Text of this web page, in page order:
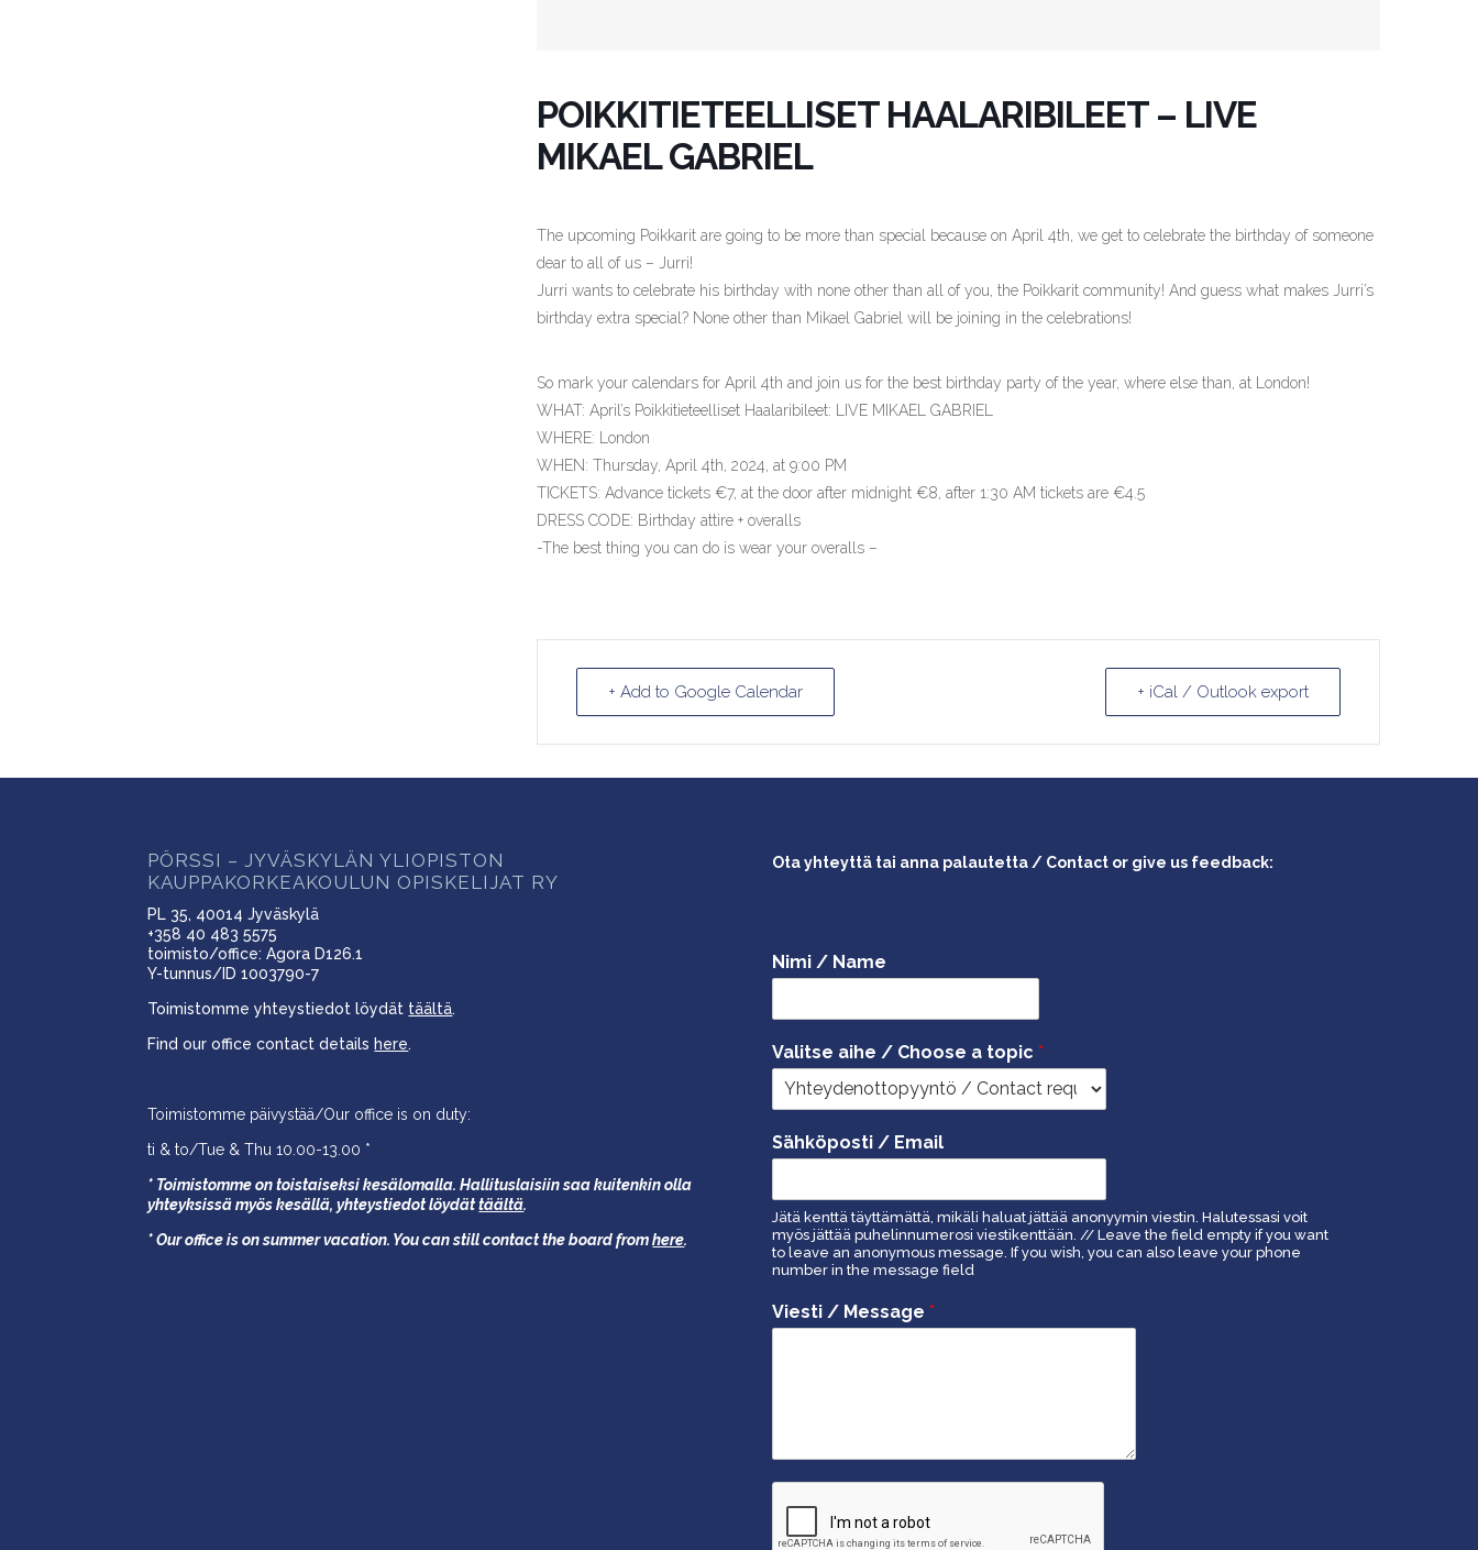
POIKKITIETEELLISET HAALARIBILEET – LIVE
MIKAEL GABRIEL
The upcoming Poikkarit are going to be more than special because on April 4th, we get to celebrate the birthday of someone
dear to all of us – Jurri!
Jurri wants to celebrate his birthday with none other than all of you, the Poikkarit community! And guess what makes Jurri’s
birthday extra special? None other than Mikael Gabriel will be joining in the celebrations!
So mark your calendars for April 4th and join us for the best birthday party of the year, where else than, at London!
WHAT: April’s Poikkitieteelliset Haalaribileet: LIVE MIKAEL GABRIEL
WHERE: London
WHEN: Thursday, April 4th, 2024, at 9:00 PM
TICKETS: Advance tickets €7, at the door after midnight €8, after 1:30 AM tickets are €4.5
DRESS CODE: Birthday attire + overalls
-The best thing you can do is wear your overalls –
+ Add to Google Calendar + iCal / Outlook export
PÖRSSI – JYVÄSKYLÄN YLIOPISTON
KAUPPAKORKEAKOULUN OPISKELIJAT RY
PL 35, 40014 Jyväskylä
+358 40 483 5575
toimisto/office: Agora D126.1
Y-tunnus/ID 1003790-7
Toimistomme yhteystiedot löydät täältä.
Find our office contact detailshere.
Toimistomme päivystää/Our office is on duty:
ti & to/Tue & Thu 10.00-13.00 *
* Toimistomme on toistaiseksi kesälomalla. Hallituslaisiin saa kuitenkin olla
yhteyksissä myös kesällä,yhteystiedot löydättäältä.
* Our office is on summer vacation. You can still contact the board fromhere.
Ota yhteyttä tai anna palautetta / Contact or give us feedback:
Nimi / Name
Valitse aihe / Choose a topic *
Sähköposti / Email
Jätä kenttä täyttämättä, mikäli haluat jättää anonyymin viestin. Halutessasi voit
myös jättää puhelinnumerosi viestikenttään. // Leave the field empty if you want
to leave an anonymous message. If you wish, you can also leave your phone
number in the message field
Viesti / Message *